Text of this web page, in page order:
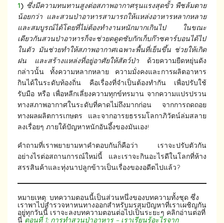
1) ซึ่งมีความทนทานสูงต่อสภาพอากาศรุนแรงสุดขั้ว พืชล้มตาย
น้อยกว่า และสวนป่าอาหารสามารถให้แหล่งอาหารหลากหลาย
และสมบูรณ์ได้โดยที่ไม่ต้องทำงานหนักมากเกินไป ในขณะ
เดียวกันสวนป่าอาหารก็จะช่วยดดูดซับกักเก็บก๊าซคาร์บอนได้ไป
ในตัว มันช่วยทำให้สภาพอากาศเฉพาะพื้นที่เย็นขึ้น ช่วยให้เกิด
ฝน และสร้างแหล่งที่อยู่อาศัยให้สัตว์ป่า ด้วยความยืดหยุ่นดัง
กล่าวนั้น ทั้งความหลากหลาย ความมั่งคงและการผลิตอาหาร
กินได้ในระดับท้องถิ่น คือเรื่องที่จำเป็นต้องทำกัน เพื่อปรับใช้
รับมือ หรือ เพื่อหลีกเลี่ยงความทุกข์ทรมาน จากความแปรปรวน
ทางสภาพอากาศในระดับที่คาดไม่ถึงมากก่อน จากการถดถอย
ทางผลผลิตการเกษตร และจากอารยธรรมโลกาภิวัตน์ล่มสลาย
ลงเรื่อยๆ ภายใต้ปัญหาหนักอันอึ้งของมันเอง!
คำถามที่เราพยายามหาคำตอบกันก็คือว่า เราจะปรับตัวกัน
อย่างไรต่อสถานการณ์ใหม่นี้ และเราจะกินอะไรดีในโลกที่ห้าง
สรรสินค้าและทุ่งนาปลูกข้าวเป็นเรื่องของอดีตไปแล้ว?
หมายเหตุ: บทความตอนนี้เป็นส่วนหนึ่งของบทความทั้งชุด ซึ่ง
เราพาไปสำรวจหาหนทางออกสำหรับมรสุมปัญหาที่เราเผชิญกัน
อยู่ทุกวันนี้ เราจะลงบทความตอนต่อไปเป็นระยะๆ คลิกอ่านต่อที่
นี่ ตอนที่ 1: การทำสวนป่าอาหาร – เราเรียนรู้อะไรจาก